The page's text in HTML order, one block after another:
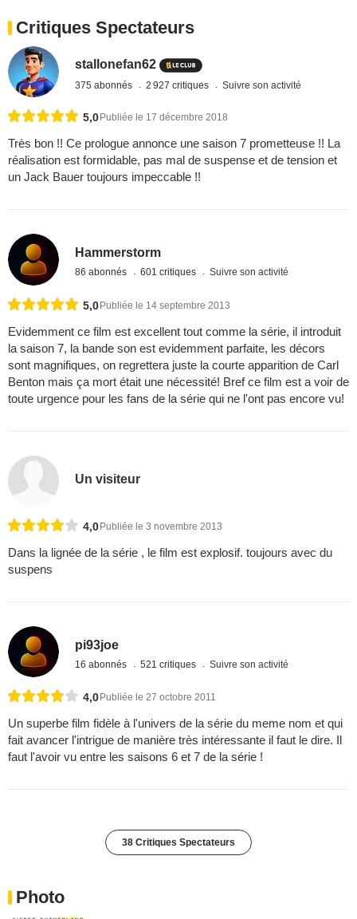
Critiques Spectateurs
stallonefan62
375 abonnés 2 927 critiques Suivre son activité
5,0 Publiée le 17 décembre 2018
Très bon !! Ce prologue annonce une saison 7 prometteuse !! La
réalisation est formidable, pas mal de suspense et de tension et
un Jack Bauer toujours impeccable !!
Hammerstorm
86 abonnés 601 critiques Suivre son activité
5,0Publiée le 14 septembre 2013
Evidemment ce film est excellent tout comme la série, il introduit
la saison 7, la bande son est evidemment parfaite, les décors
sont magnifiques, on regrettera juste la courte apparition de Carl
Benton mais ça mort était une nécessité! Bref ce film est a voir de
toute urgence pour les fans de la série qui ne l'ont pas encore vu!
Un visiteur
4,0 Publiée le 3 novembre 2013
Dans la lignée de la série , le film est explosif. toujours avec du
suspens
pi93joe
16 abonnés 521 critiques Suivre son activité
4,0 Publiée le 27 octobre 2011
Un superbe film fidèle à l'univers de la série du meme nom et qui
fait avancer l'intrigue de manière très intéressante il faut le dire. Il
faut l'avoir vu entre les saisons 6 et 7 de la série !
38 Critiques Spectateurs
Photo